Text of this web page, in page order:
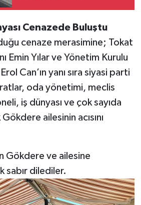
Cenazede Buluştu
cenaze merasimine; Tokat
Emin Yılar ve Yönetim Kurulu
Erol Can’ın yanı sıra siyasi parti
oda yönetimi, meclis
iş dünyası ve çok sayıda
ailesinin acısını
Gökdere ve ailesine
sabır dilediler.